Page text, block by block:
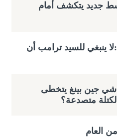
جديد يتكشف أمام
ينبغي للسيد ترامب أن
جين بينغ يتخطى
متصدعة؟
العام